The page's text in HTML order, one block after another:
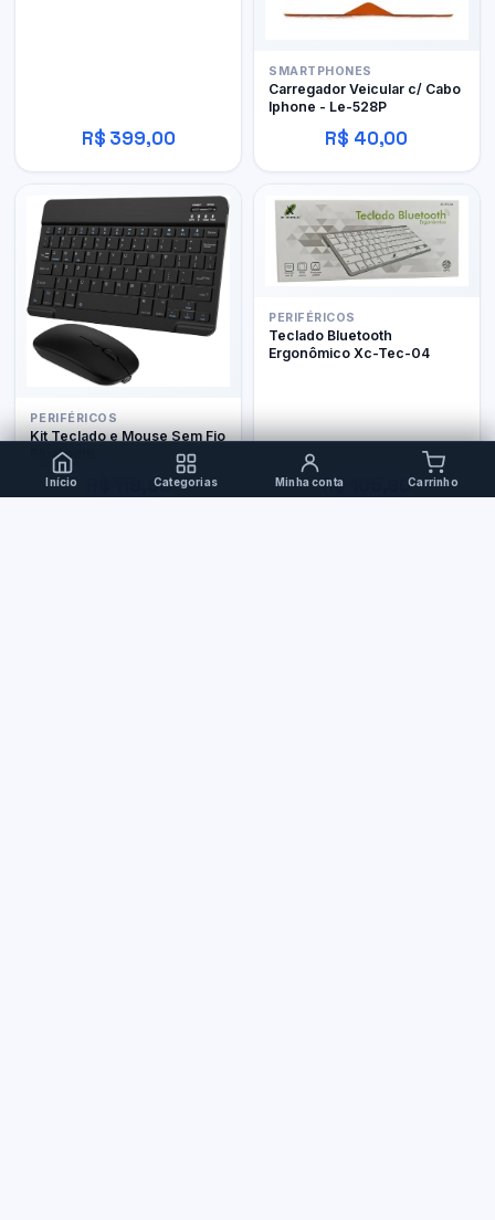
Início Categorias Minha conta Carrinho
R$ 399,00
SMARTPHONES
Carregador Veicular c/ Cabo
Iphone - Le-528P
R$ 40,00
PERIFÉRICOS
Kit Teclado e Mouse Sem Fio
Bluetooth
R$ 119,90
PERIFÉRICOS
Teclado Bluetooth
Ergonômico Xc-Tec-04
R$ 105,90